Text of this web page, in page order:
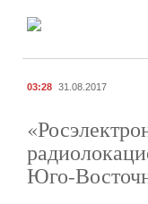
03:28 31.08.2017
Юго-